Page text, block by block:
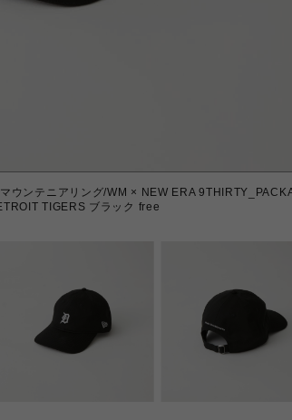
ウンテニアリング/WM × NEW ERA
TIGERS ブラック free